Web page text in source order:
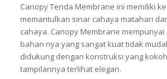
Canopy Tenda Membrane ini memiliki
memantulkan sinar cahaya matahari
cahaya. Canopy Membrane
bahan nya yang sangat kuat tidak
didukung dengan konstruksi yang
tampilannya terlihat elegan.